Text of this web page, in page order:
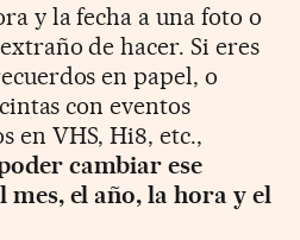
y la fecha a una foto o
de hacer. Si eres
en papel, o
con eventos
en VHS, Hi8, etc.,
cambiar ese
mes, el año, la hora y el